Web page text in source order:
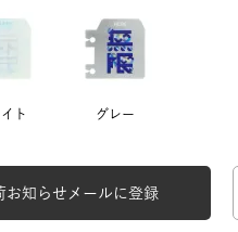
ト グレー
お知らせメールに登録